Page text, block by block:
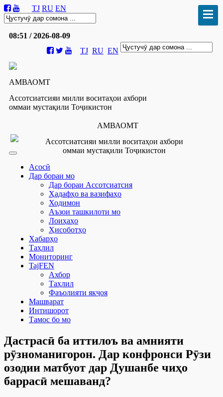
TJ RU EN
08:51 / 2026-08-09
TJ RU EN
АМВАОМТ
Ассотсиатсияи милли воситаҳои ахбори
оммаи мустақили Тоҷикистон
АМВАОМТ
Ассотсиатсияи милли воситаҳои ахбори
оммаи мустақили Тоҷикистон
Асосӣ
Дар бораи мо
Дар бораи Ассотсиатсия
Ҳадафҳо ва вазифаҳо
Ходимон
Аъзои ташкилоти мо
Лоиҳаҳо
Ҳисоботҳо
Хабарҳо
Таҳлил
Мониторинг
TajFEN
Ахбор
Таҳлил
Фаъолияти якҷоя
Машварат
Интишорот
Тамос бо мо
Дастрасӣ ба иттилоъ ва амнияти
рӯзноманигорон. Дар конфронси Рӯзи
озодии матбуот дар Душанбе чиҳо
баррасӣ мешаванд?